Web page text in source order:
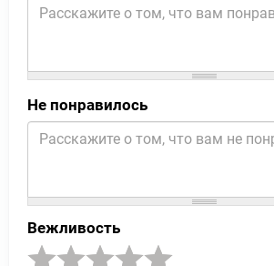
Не понравилось
Вежливость